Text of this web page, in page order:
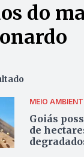
do
MEIO
Goiás
de